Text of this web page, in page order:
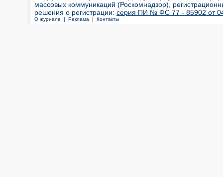
массовых коммуникаций (Роскомнадзор),
решения о регистрации: серия ПИ № ФС 77 - 85902 от 04
О журнале | Реклама | Контакты